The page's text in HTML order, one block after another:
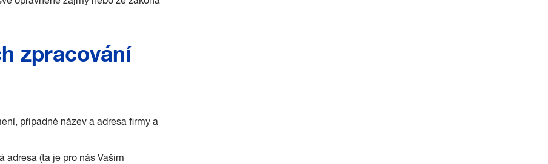
zpracování
případně název a adresa firmy a
adresa (ta je pro nás Vašim